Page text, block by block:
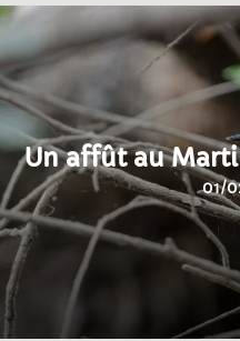
Un affût au
01/